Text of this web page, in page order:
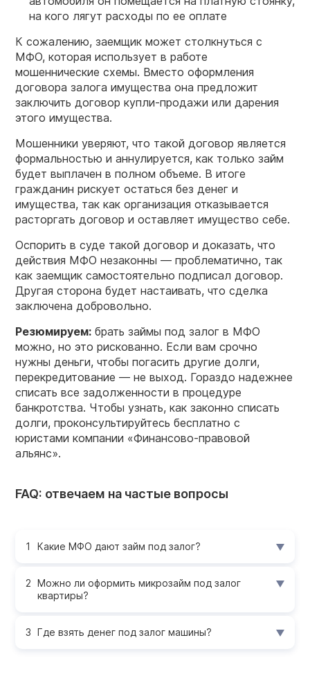
на кого лягут расходы по ее оплате
К сожалению, заемщик может столкнуться с
МФО, которая использует в работе
мошеннические схемы. Вместо оформления
договора залога имущества она предложит
заключить договор купли-продажи или дарения
этого имущества.
Мошенники уверяют, что такой договор является
формальностью и аннулируется, как только займ
будет выплачен в полном объеме. В итоге
гражданин рискует остаться без денег и
имущества, так как организация отказывается
расторгать договор и оставляет имущество себе.
Оспорить в суде такой договор и доказать, что
действия МФО незаконны — проблематично, так
как заемщик самостоятельно подписал договор.
Другая сторона будет настаивать, что сделка
заключена добровольно.
Резюмируем: брать займы под залог в МФО
можно, но это рискованно. Если вам срочно
нужны деньги, чтобы погасить другие долги,
перекредитование — не выход. Гораздо надежнее
списать все задолженности в процедуре
банкротства. Чтобы узнать, как законно списать
долги, проконсультируйтесь бесплатно с
юристами компании «Финансово-правовой
альянс».
FAQ: отвечаем на частые вопросы
Какие МФО дают займ под залог?
Можно ли оформить микрозайм под залог
квартиры?
Где взять денег под залог машины?